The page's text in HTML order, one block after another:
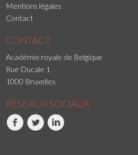
Mentions légales
Contact
CONTACT
Académie royale de Belgique
Rue Ducale 1
1000 Bruxelles
RÉSEAUX SOCIAUX